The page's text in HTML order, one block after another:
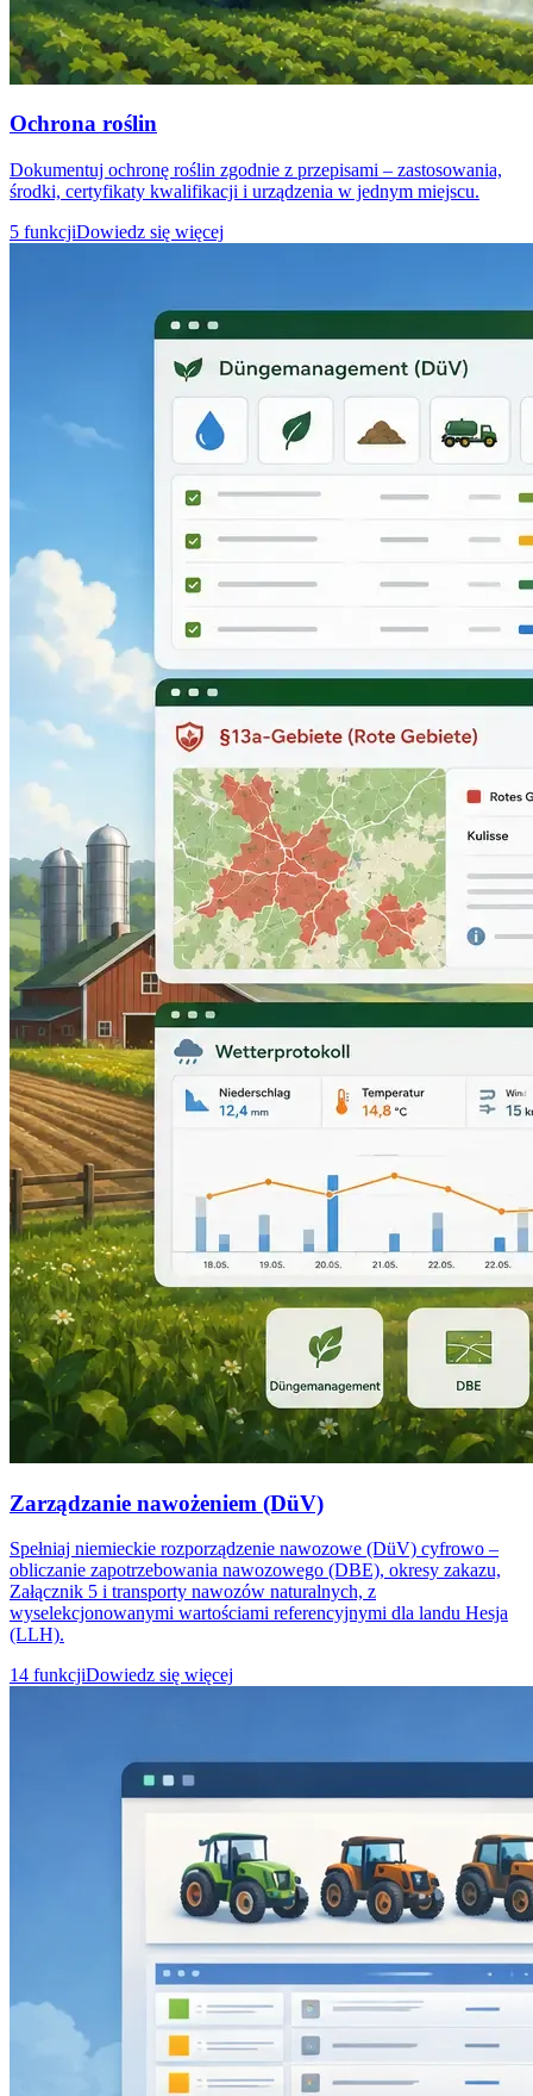
Ochrona roślin
Dokumentuj ochronę roślin zgodnie z przepisami – zastosowania,
środki, certyfikaty kwalifikacji i urządzenia w jednym miejscu.
5 funkcjiDowiedz się więcej
Zarządzanie nawożeniem (DüV)
Spełniaj niemieckie rozporządzenie nawozowe (DüV) cyfrowo –
obliczanie zapotrzebowania nawozowego (DBE), okresy zakazu,
Załącznik 5 i transporty nawozów naturalnych, z
wyselekcjonowanymi wartościami referencyjnymi dla landu Hesja
(LLH).
14 funkcjiDowiedz się więcej